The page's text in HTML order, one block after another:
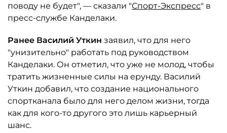
поводу не будет", — сказали "Спорт-Экспресс" в
пресс-службе Канделаки.
Ранее Василий Уткин заявил, что для него
"унизительно" работать под руководством
Канделаки. Он отметил, что уже не молод, чтобы
тратить жизненные силы на ерунду. Василий
Уткин добавил, что создание национального
спортканала было для него делом жизни, тогда
как для кого-то другого это лишь карьерный
шанс.